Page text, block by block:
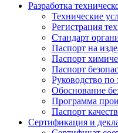
Разработка
Технические
Регистрация
Стандарт
Паспорт на
Паспорт
Паспорт
Руководство по
Обоснование
Программа
Паспорт
Сертификация и